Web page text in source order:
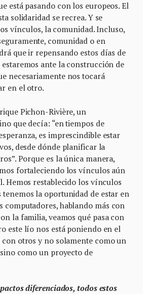
está pasando con los europeos. El
solidaridad se recrea. Y se
vínculos, la comunidad. Incluso,
comunidad o en
que ir repensando estos días de
ante la construcción de
necesariamente nos tocará
en el otro.
Pichon-Rivière, un
que decía: “en tiempos de
es imprescindible estar
desde dónde planificar la
Porque es la única manera,
fortaleciendo los vínculos aún
Hemos restablecido los vínculos
tenemos la oportunidad de estar en
computadores, hablando más con
la familia, veamos qué pasa con
este lío nos está poniendo en el
otros y no solamente como un
como un proyecto de
diferenciados, todos estos